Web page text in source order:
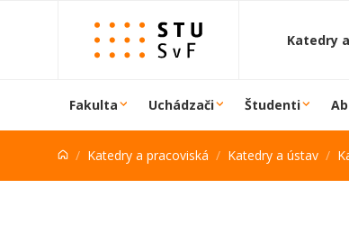
Prejsť na obsah
Katedry
Fakulta Uchádzači Študenti
Katedry a pracoviská Katedry a ústav